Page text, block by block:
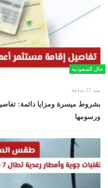
حال السعودية
منذ 21 ساعة
بشروط ميسرة ومزايا دائمة:
ورسومها